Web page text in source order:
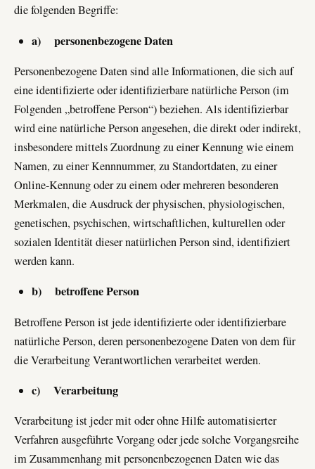
die folgenden Begriffe:
a) personenbezogene Daten
Personenbezogene Daten sind alle Informationen, die sich auf
eine identifizierte oder identifizierbare natürliche Person (im
Folgenden „betroffene Person“) beziehen. Als identifizierbar
wird eine natürliche Person angesehen, die direkt oder indirekt,
insbesondere mittels Zuordnung zu einer Kennung wie einem
Namen, zu einer Kennnummer, zu Standortdaten, zu einer
Online-Kennung oder zu einem oder mehreren besonderen
Merkmalen, die Ausdruck der physischen, physiologischen,
genetischen, psychischen, wirtschaftlichen, kulturellen oder
sozialen Identität dieser natürlichen Person sind, identifiziert
werden kann.
b) betroffene Person
Betroffene Person ist jede identifizierte oder identifizierbare
natürliche Person, deren personenbezogene Daten von dem für
die Verarbeitung Verantwortlichen verarbeitet werden.
c) Verarbeitung
Verarbeitung ist jeder mit oder ohne Hilfe automatisierter
Verfahren ausgeführte Vorgang oder jede solche Vorgangsreihe
im Zusammenhang mit personenbezogenen Daten wie das